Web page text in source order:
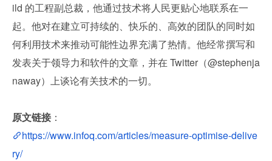
ild 的工程副总裁，他通过技术将人民更贴心地联系在一
起。他对在建立可持续的、快乐的、高效的团队的同时如
何利用技术来推动可能性边界充满了热情。他经常撰写和
发表关于领导力和软件的文章，并在 Twitter（@stephenja
naway）上谈论有关技术的一切。
原文链接 ：
https://www.infoq.com/articles/measure-optimise-delive
ry/